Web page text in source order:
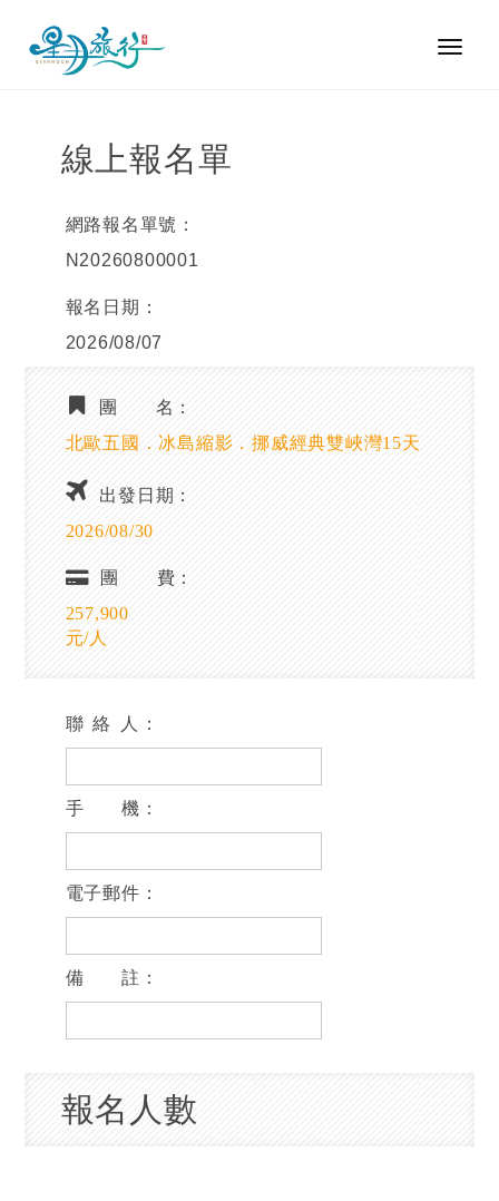
線上報名單
網路報名單號：
N20260800001
報名日期：
2026/08/07
團 名：
北歐五國．冰島縮影．挪威經典雙峽灣15天
出發日期：
2026/08/30
團 費：
257,900
元/人
聯 絡 人：
手 機：
電子郵件：
備 註：
報名人數